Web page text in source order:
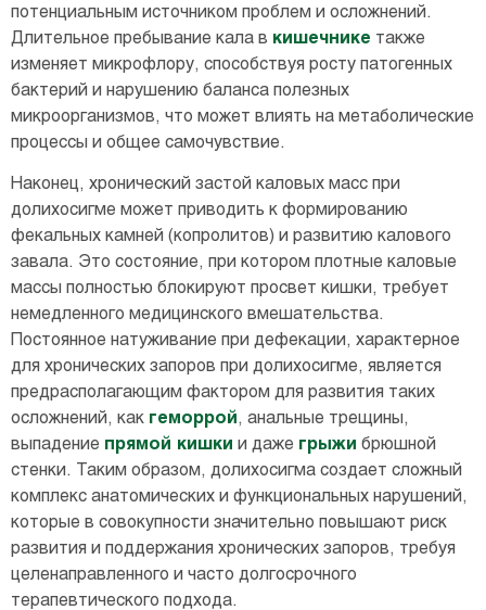
потенциальным источником проблем и осложнений.
Длительное пребывание кала в кишечнике также
изменяет микрофлору, способствуя росту патогенных
бактерий и нарушению баланса полезных
микроорганизмов, что может влиять на метаболические
процессы и общее самочувствие.
Наконец, хронический застой каловых масс при
долихосигме может приводить к формированию
фекальных камней (копролитов) и развитию калового
завала. Это состояние, при котором плотные каловые
массы полностью блокируют просвет кишки, требует
немедленного медицинского вмешательства.
Постоянное натуживание при дефекации, характерное
для хронических запоров при долихосигме, является
предрасполагающим фактором для развития таких
осложнений, как геморрой , анальные трещины,
выпадение прямой кишки и даже грыжи брюшной
стенки. Таким образом, долихосигма создает сложный
комплекс анатомических и функциональных нарушений,
которые в совокупности значительно повышают риск
развития и поддержания хронических запоров, требуя
целенаправленного и часто долгосрочного
терапевтического подхода.